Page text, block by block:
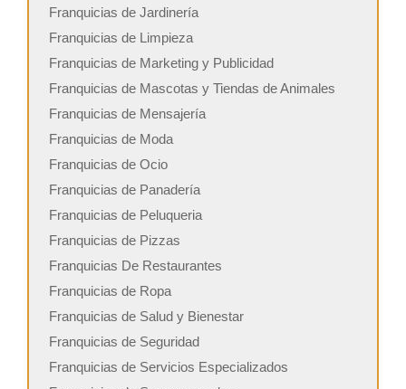
Franquicias de Jardinería
Franquicias de Limpieza
Franquicias de Marketing y Publicidad
Franquicias de Mascotas y Tiendas de Animales
Franquicias de Mensajería
Franquicias de Moda
Franquicias de Ocio
Franquicias de Panadería
Franquicias de Peluqueria
Franquicias de Pizzas
Franquicias De Restaurantes
Franquicias de Ropa
Franquicias de Salud y Bienestar
Franquicias de Seguridad
Franquicias de Servicios Especializados